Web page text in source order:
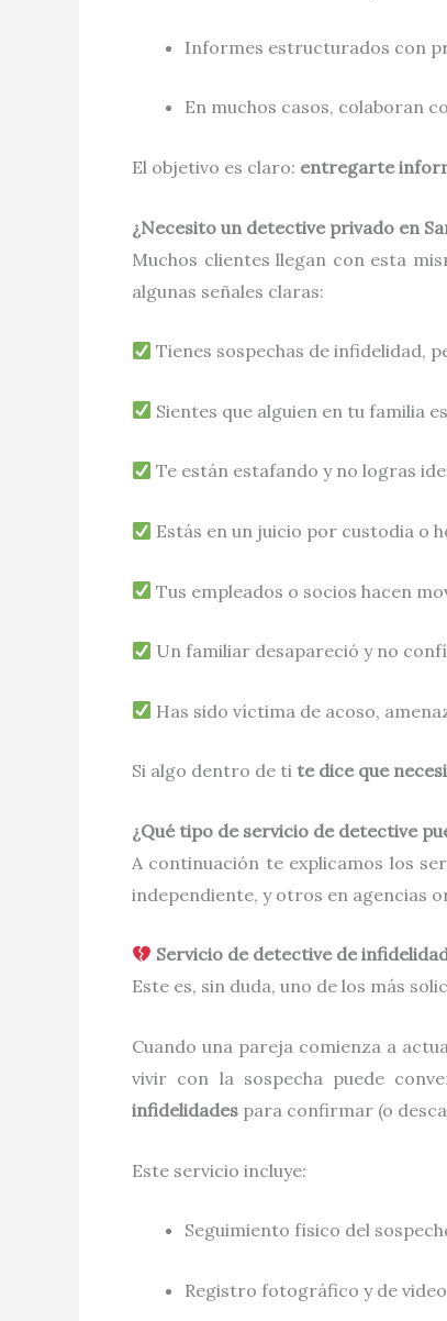
Informes estructurados con
En muchos casos, colaboran
El objetivo es claro: entregarte
¿Necesito un detective privado en
Muchos clientes llegan con esta
algunas señales claras:
Tienes sospechas de infidelidad,
Sientes que alguien en tu familia
Te están estafando y no logras
Estás en un juicio por custodia o
Tus empleados o socios hacen
Un familiar desapareció y no
Has sido víctima de acoso,
Si algo dentro de ti te dice que
¿Qué tipo de servicio de detective
A continuación te explicamos los
independiente, y otros en agencias
Servicio de detective de
Este es, sin duda, uno de los más
Cuando una pareja comienza a
vivir con la sospecha puede
infidelidades para confirmar (o
Este servicio incluye:
Seguimiento físico del
Registro fotográfico y de